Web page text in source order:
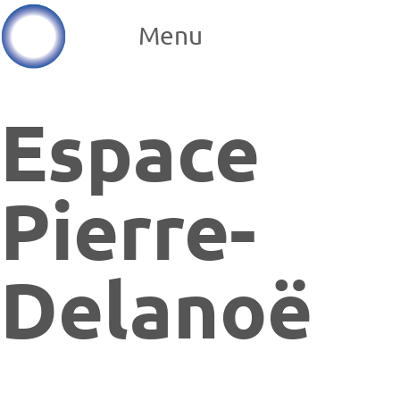
Menu
Espace
Pierre-
Delanoë